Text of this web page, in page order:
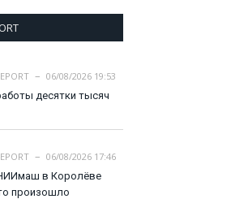
06/08/2026 19:53
десятки тысяч
06/08/2026 17:46
в Королёве
произошло